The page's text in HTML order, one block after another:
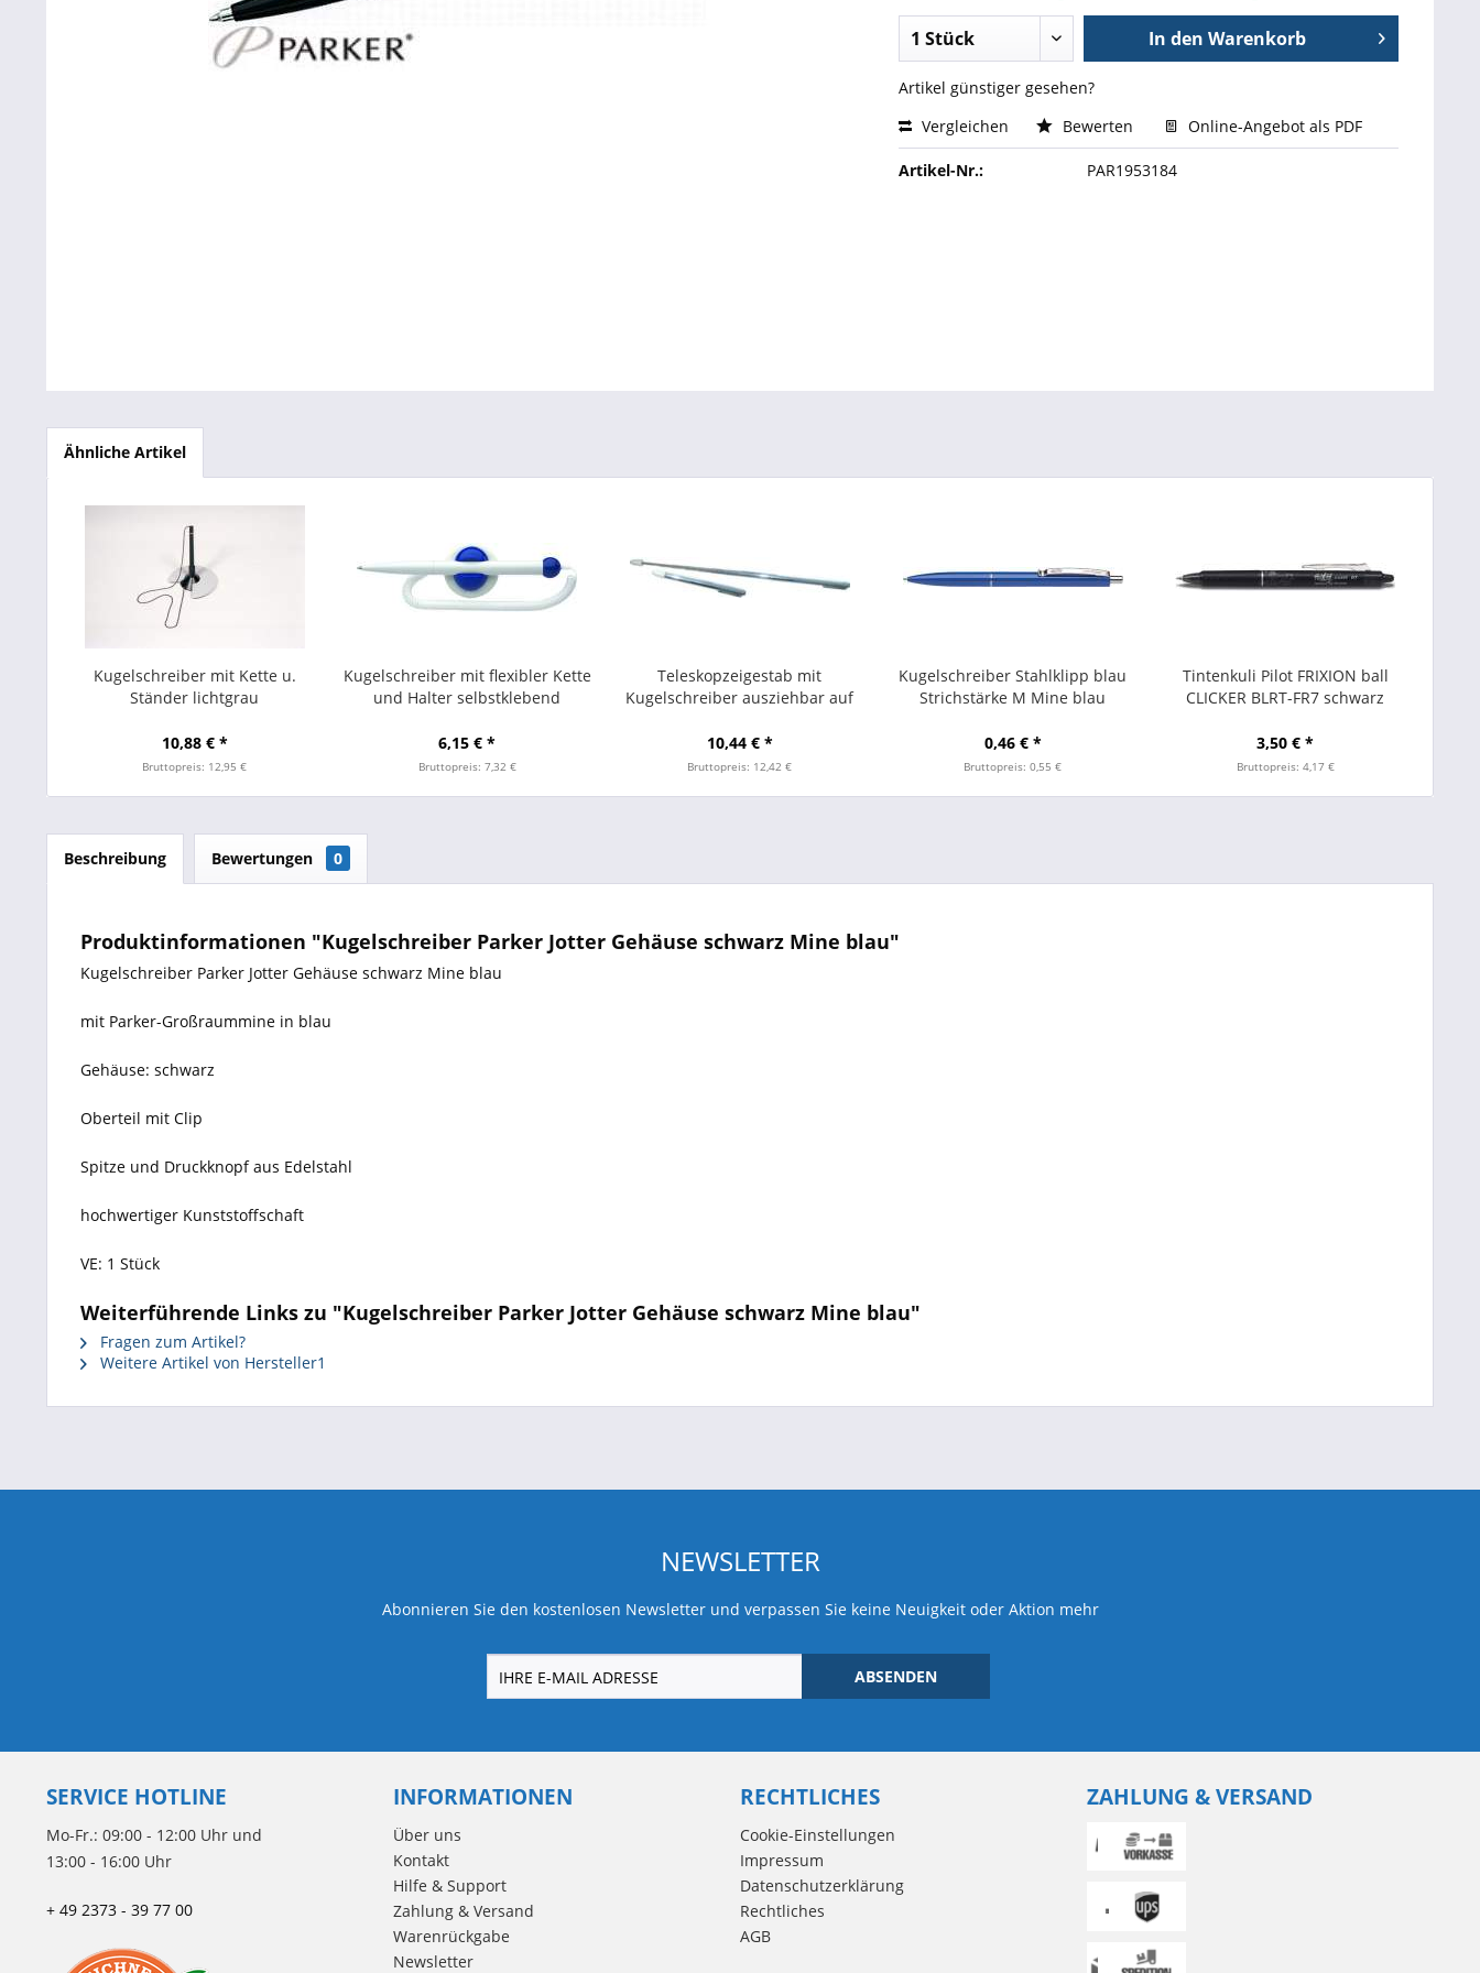
Betriebsausstattung & Lagerausstattung In den Warenkorb
Artikel günstiger gesehen?
Vergleichen
Bewerten Online-Angebot als PDF
Artikel-Nr.: PAR1953184
Ähnliche Artikel
Kugelschreiber mit Kette u.
Ständer lichtgrau
10,88 € *
Bruttopreis: 12,95 €
Kugelschreiber mit flexibler Kette
und Halter selbstklebend
6,15 € *
Bruttopreis: 7,32 €
Teleskopzeigestab mit
Kugelschreiber ausziehbar auf
10,44 € *
Bruttopreis: 12,42 €
Kugelschreiber Stahlklipp blau
Strichstärke M Mine blau
0,46 € *
Bruttopreis: 0,55 €
Tintenkuli Pilot FRIXION ball
CLICKER BLRT-FR7 schwarz
3,50 € *
Bruttopreis: 4,17 €
Beschreibung Bewertungen 0
Produktinformationen "Kugelschreiber Parker Jotter Gehäuse schwarz Mine blau"
Kugelschreiber Parker Jotter Gehäuse schwarz Mine blau
mit Parker-Großraummine in blau
Gehäuse: schwarz
Oberteil mit Clip
Spitze und Druckknopf aus Edelstahl
hochwertiger Kunststoffschaft
VE: 1 Stück
Weiterführende Links zu "Kugelschreiber Parker Jotter Gehäuse schwarz Mine blau"
Fragen zum Artikel?
Weitere Artikel von Hersteller1
NEWSLETTER
Abonnieren Sie den kostenlosen Newsletter und verpassen Sie keine Neuigkeit oder Aktion mehr
ABSENDEN
SERVICE HOTLINE
Mo-Fr.: 09:00 - 12:00 Uhr und
13:00 - 16:00 Uhr
+ 49 2373 - 39 77 00
INFORMATIONEN
Über uns
Kontakt
Hilfe & Support
Zahlung & Versand
Warenrückgabe
Newsletter
RECHTLICHES
Cookie-Einstellungen
Impressum
Datenschutzerklärung
Rechtliches
AGB
ZAHLUNG & VERSAND